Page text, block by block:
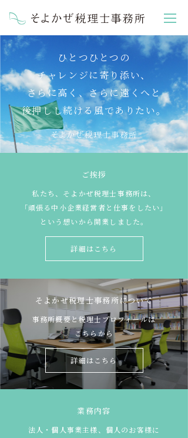
ひとつひとつの
チャレンジに寄り添い、
さらに高く、さらに遠くへと
後押しし続ける風でありたい。
ご挨拶
私たち、そよかぜ税理士事務所は、
「頑張る中小企業経営者と仕事をしたい」
という想いから開業しました。
詳細はこちら
そよかぜ税理士事務所について
事務所概要と税理士プロフィールは
こちらから
詳細はこちら
業務内容
法人・個人事業主様、個人のお客様に